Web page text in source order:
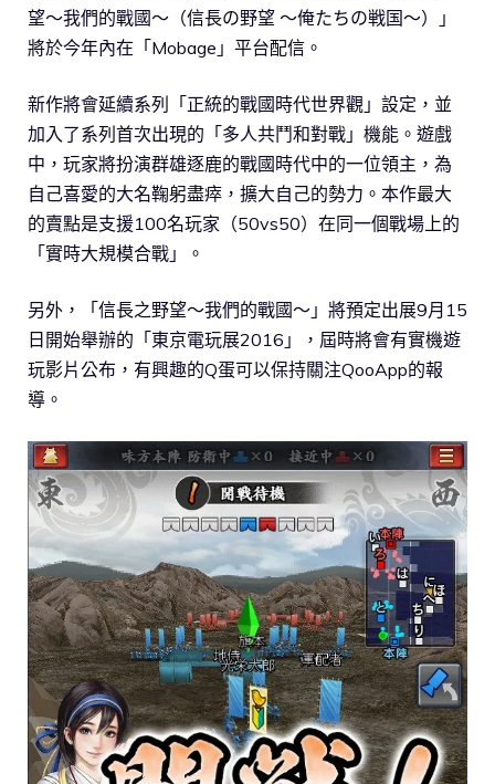
望～我們的戰國～（信長の野望 ～俺たちの戦国～）」
將於今年內在「Mobage」平台配信。
新作將會延續系列「正統的戰國時代世界觀」設定，並
加入了系列首次出現的「多人共鬥和對戰」機能。遊戲
中，玩家將扮演群雄逐鹿的戰國時代中的一位領主，為
自己喜愛的大名鞠躬盡瘁，擴大自己的勢力。本作最大
的賣點是支援100名玩家（50vs50）在同一個戰場上的
「實時大規模合戰」。
另外，「信長之野望～我們的戰國～」將預定出展9月15
日開始舉辦的「東京電玩展2016」，屆時將會有實機遊
玩影片公布，有興趣的Q蛋可以保持關注QooApp的報
導。